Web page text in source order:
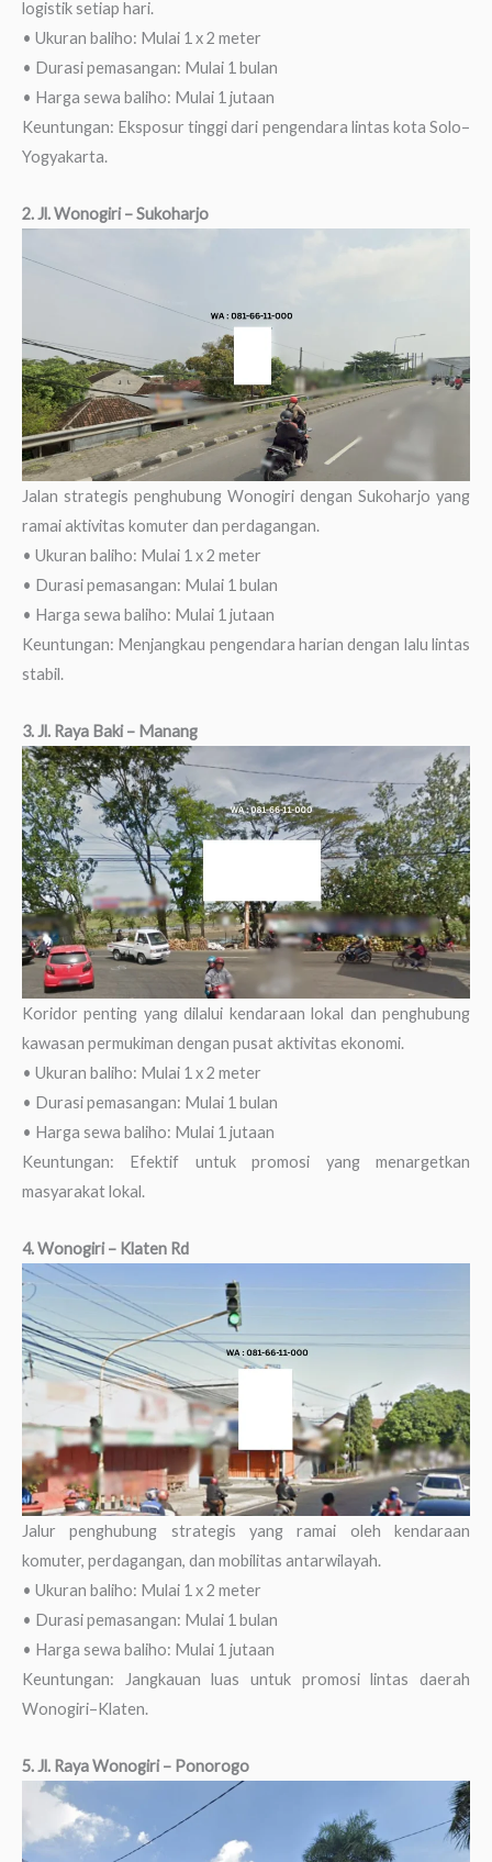
logistik setiap hari.
• Ukuran baliho: Mulai 1 x 2 meter
• Durasi pemasangan: Mulai 1 bulan
• Harga sewa baliho: Mulai 1 jutaan
Keuntungan: Eksposur tinggi dari pengendara lintas kota Solo–
Yogyakarta.
2. Jl. Wonogiri – Sukoharjo
Jalan strategis penghubung Wonogiri dengan Sukoharjo yang
ramai aktivitas komuter dan perdagangan.
• Ukuran baliho: Mulai 1 x 2 meter
• Durasi pemasangan: Mulai 1 bulan
• Harga sewa baliho: Mulai 1 jutaan
Keuntungan: Menjangkau pengendara harian dengan lalu lintas
stabil.
3. Jl. Raya Baki – Manang
Koridor penting yang dilalui kendaraan lokal dan penghubung
kawasan permukiman dengan pusat aktivitas ekonomi.
• Ukuran baliho: Mulai 1 x 2 meter
• Durasi pemasangan: Mulai 1 bulan
• Harga sewa baliho: Mulai 1 jutaan
Keuntungan: Efektif untuk promosi yang menargetkan
masyarakat lokal.
4. Wonogiri – Klaten Rd
Jalur penghubung strategis yang ramai oleh kendaraan
komuter, perdagangan, dan mobilitas antarwilayah.
• Ukuran baliho: Mulai 1 x 2 meter
• Durasi pemasangan: Mulai 1 bulan
• Harga sewa baliho: Mulai 1 jutaan
Keuntungan: Jangkauan luas untuk promosi lintas daerah
Wonogiri–Klaten.
5. Jl. Raya Wonogiri – Ponorogo